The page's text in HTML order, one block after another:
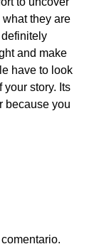
they are
and make
have to look
your story. Its
because you